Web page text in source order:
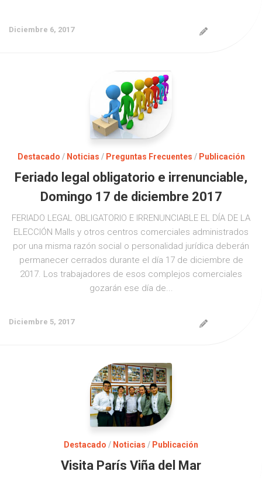
Diciembre 6, 2017
Destacado / Noticias / Preguntas Frecuentes / Publicación
Feriado legal obligatorio e irrenunciable,
Domingo 17 de diciembre 2017
FERIADO LEGAL OBLIGATORIO E IRRENUNCIABLE EL DÍA DE LA
ELECCIÓN Malls y otros centros comerciales administrados
por una misma razón social o personalidad jurídica deberán
permanecer cerrados durante el día 17 de diciembre de
2017. Los trabajadores de esos complejos comerciales
gozarán ese día de...
Diciembre 5, 2017
Destacado / Noticias / Publicación
Visita París Viña del Mar